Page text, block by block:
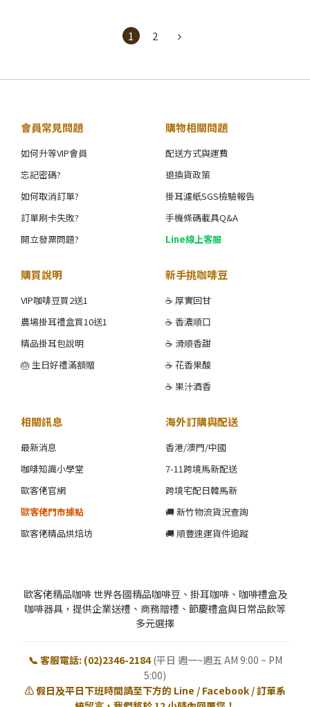
1 2
會員常見問題
如何升等VIP會員
忘記密碼?
如何取消訂單?
訂單刷卡失敗?
開立發票問題?
購物相關問題
配送方式與運費
退換貨政策
掛耳濾紙SGS檢驗報告
手機條碼載具Q&A
Line線上客服
購買說明
VIP咖啡豆買2送1
農場掛耳禮盒買10送1
精品掛耳包說明
🎂 生日好禮滿額贈
新手挑咖啡豆
☕ 厚實回甘
☕ 香濃順口
☕ 滑順香甜
☕ 花香果酸
☕ 果汁酒香
相關訊息
最新消息
咖啡知識小學堂
歐客佬官網
歐客佬門市據點
歐客佬精品烘焙坊
海外訂購與配送
香港/澳門/中國
7-11跨境馬新配送
跨境宅配日韓馬新
🚚 新竹物流貨況查詢
🚚 順豐速運貨件追蹤
歐客佬精品咖啡 世界各國精品咖啡豆、掛耳咖啡、咖啡禮盒及
咖啡器具，提供企業送禮、商務贈禮、節慶禮盒與日常品飲等
多元選擇
📞 客服電話: (02)2346-2184 (平日 週一~週五 AM 9:00 ~ PM
5:00)
⚠️ 假日及平日下班時間請至下方的 Line / Facebook / 訂單系